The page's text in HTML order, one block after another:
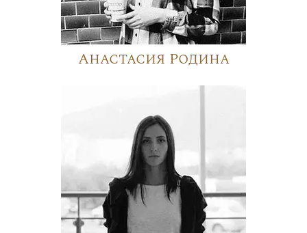
Анастасия Родина